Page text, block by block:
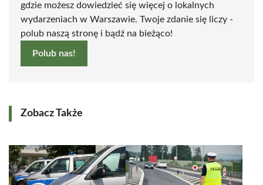
gdzie możesz dowiedzieć się więcej o lokalnych
wydarzeniach w Warszawie. Twoje zdanie się liczy -
polub naszą stronę i bądź na bieżąco!
Polub nas!
Zobacz Także